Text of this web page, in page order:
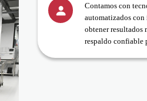
Contamos con
automatizados
obtener resultados
respaldo confiable